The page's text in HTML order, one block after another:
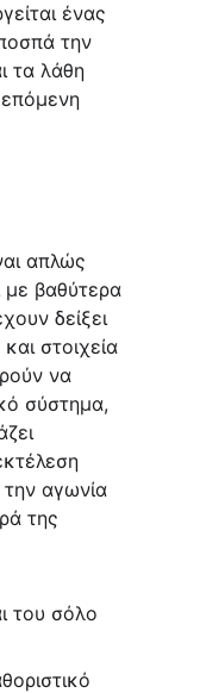
ένας
την
τα λάθη
απλώς
με βαθύτερα
δείξει
στοιχεία
να
σύστημα,
αγωνία
της
του σόλο